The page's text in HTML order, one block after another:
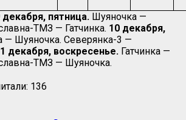
декабря, пятница. Шуяночка —
ТМЗ — Гатчинка. 10 декабря,
— Шуяночка. Северянка-3 —
декабря, воскресенье. Гатчинка —
ТМЗ — Шуяночка.
136